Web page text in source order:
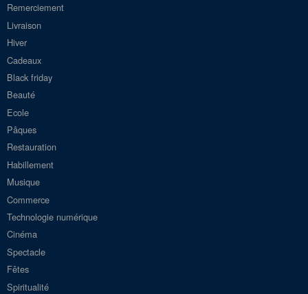
Remerciement
Livraison
Hiver
Cadeaux
Black friday
Beauté
Ecole
Pâques
Restauration
Habillement
Musique
Commerce
Technologie numérique
Cinéma
Spectacle
Fêtes
Spiritualité